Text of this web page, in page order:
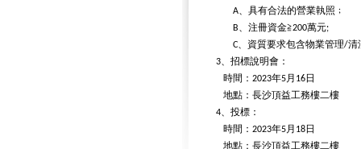
A、具有合法的營業執照﹔
B、注冊資金≧200萬元;
C、資質要求包含物業管理/清
3、招標說明會：
時間： 2023年5月 16日
地點：長沙頂益工務樓二樓
4、投標：
時間： 2023年5月 18日
地點：長沙頂益工務樓二樓